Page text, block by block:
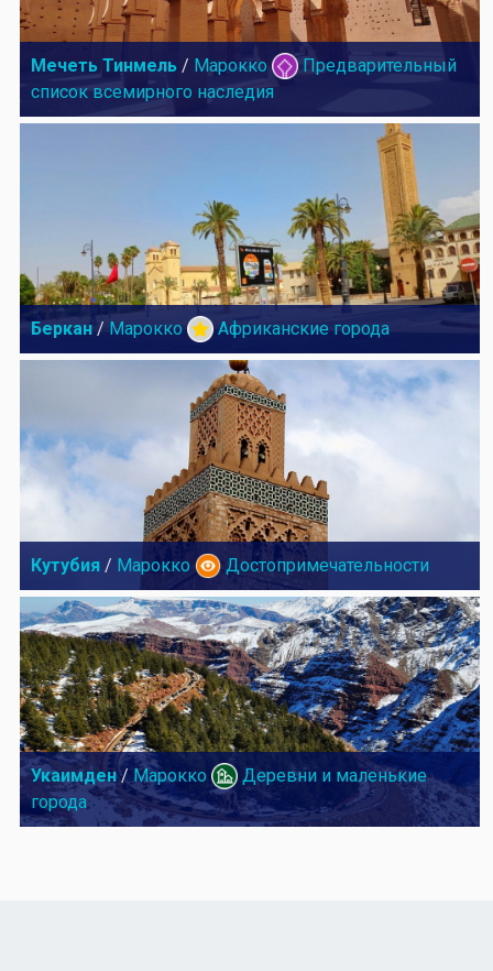
Мечеть Тинмель / Марокко
Предварительный
список всемирного наследия
Беркан / Марокко Африканские города
Кутубия / Марокко Достопримечательности
Укаимден/ Марокко
Деревни и маленькие
города